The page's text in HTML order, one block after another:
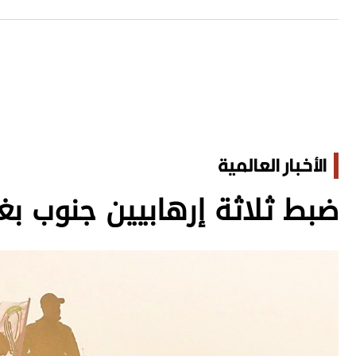
الأخبار العالمية
ضبط ثلاثة إرهابيين جنوب